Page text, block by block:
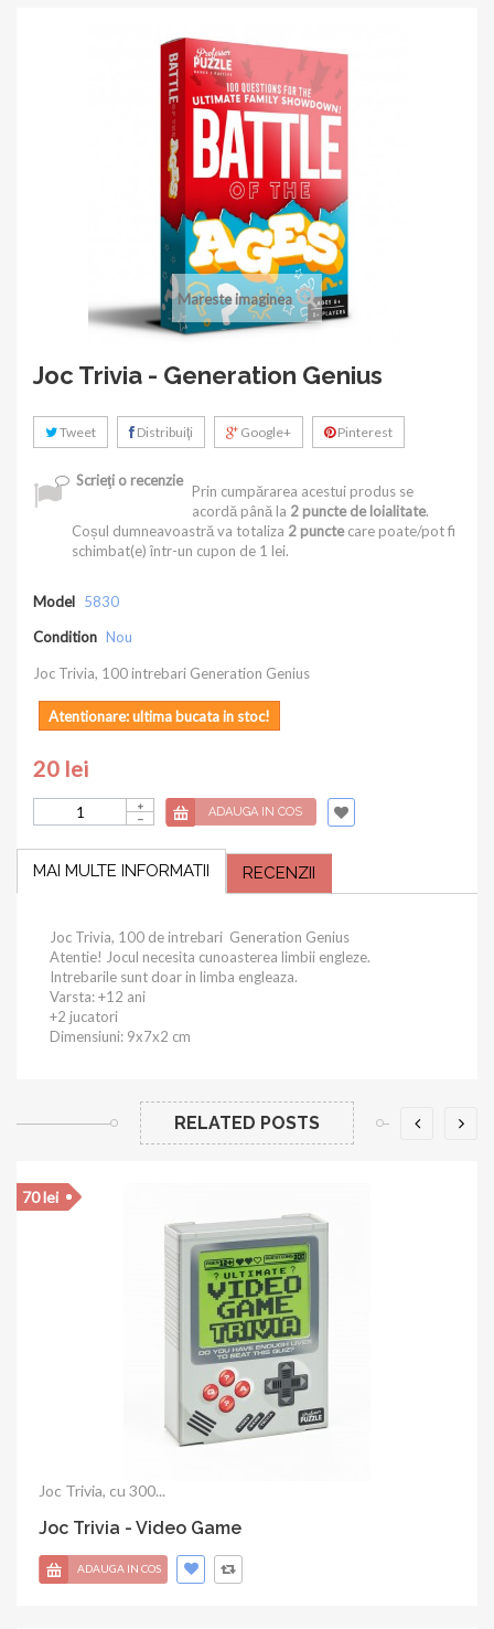
Mareste imaginea
Joc Trivia - Generation Genius
Tweet Distribuiţi Google+ Pinterest
Scrieţi o recenzie
Prin cumpărarea acestui produs se
acordă până la 2 puncte de loialitate.
Coșul dumneavoastră va totaliza 2 punctecare poate/pot fi
schimbat(e) într-un cupon de 1 lei.
Model 5830
Condition Nou
Joc Trivia, 100 intrebari Generation Genius
Atentionare: ultima bucata in stoc!
20 lei
ADAUGA IN COS
MAI MULTE INFORMATII RECENZII
Joc Trivia, 100 de intrebari Generation Genius
Atentie! Jocul necesita cunoasterea limbii engleze.
Intrebarile sunt doar in limba engleaza.
Varsta: +12 ani
+2 jucatori
Dimensiuni: 9x7x2 cm
RELATED POSTS
Joc Trivia anii 90, 100...
Joc Trivia - I love the 90's
20 lei
ADAUGA IN COS